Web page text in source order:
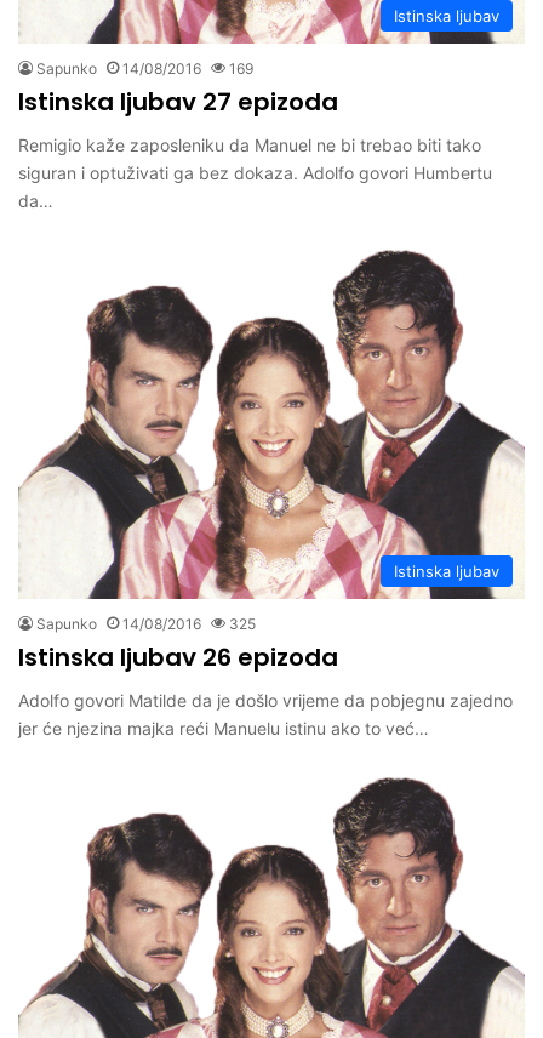
Istinska ljubav
Sapunko 14/08/2016 169
Istinska ljubav 27 epizoda
Remigio kaže zaposleniku da Manuel ne bi trebao biti tako
siguran i optuživati ga bez dokaza. Adolfo govori Humbertu
da…
Istinska ljubav
Sapunko 14/08/2016 325
Istinska ljubav 26 epizoda
Adolfo govori Matilde da je došlo vrijeme da pobjegnu zajedno
jer će njezina majka reći Manuelu istinu ako to već…